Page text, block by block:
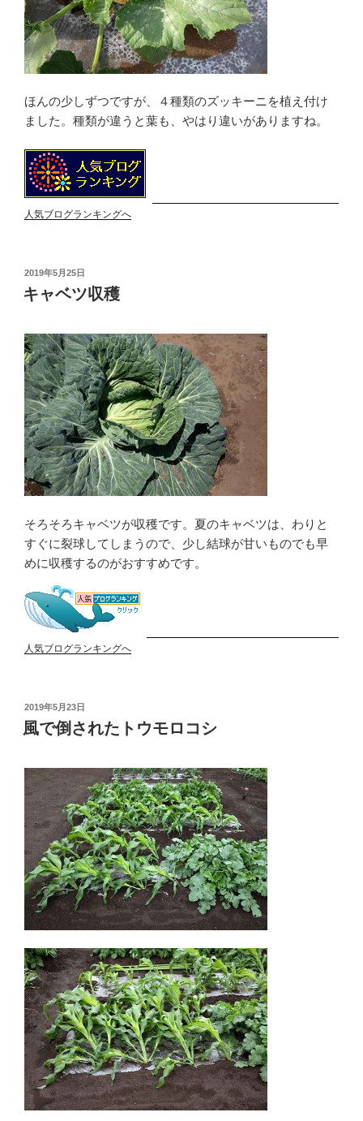
ほんの少しずつですが、４種類のズッキーニを植え付け
ました。種類が違うと葉も、やはり違いがありますね。
人気ブログランキングへ
投
稿
日:
2019年5月25日
キャベツ収穫
そろそろキャベツが収穫です。夏のキャベツは、わりと
すぐに裂球してしまうので、少し結球が甘いものでも早
めに収穫するのがおすすめです。
人気ブログランキングへ
投
稿
日:
2019年5月23日
風で倒されたトウモロコシ